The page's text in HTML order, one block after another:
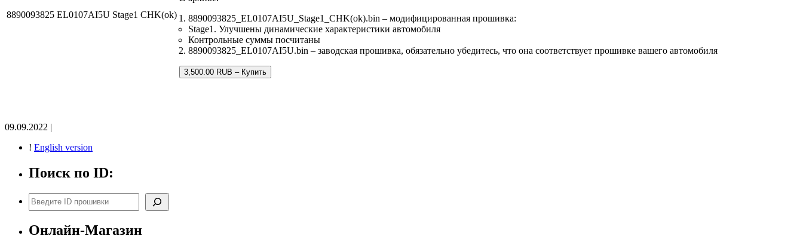
8890093825 EL0107AI5U Stage1 CHK(ok)
8890093825_EL0107AI5U_Stage1_CHK(ok).bin – модифицированная прошивка:
Stage1. Улучшены динамические характеристики автомобиля
Контрольные суммы посчитаны
8890093825_EL0107AI5U.bin – заводская прошивка, обязательно убедитесь, что она соответствует прошивке вашего автомобиля
3,500.00 RUB – Купить
09.09.2022 |
! English version
Поиск по ID:
Поиск
Онлайн-Магазин